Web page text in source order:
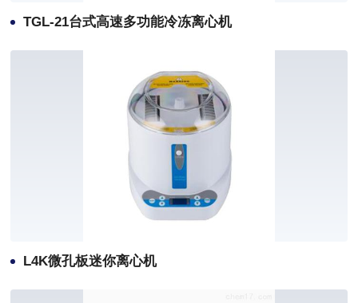
TGL-21台式高速多功能冷冻离心机
L4K微孔板迷你离心机